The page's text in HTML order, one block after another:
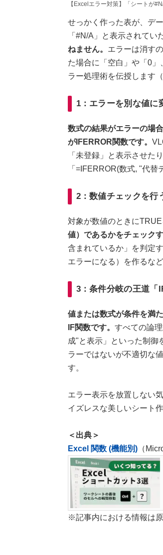
【Excelエラー対策】「シートが
せっかく作った表が、デ
「#N/A」と表示されてい
ねません。 エラーは消す
た場合に「空白」や「0
ラー処理術を伝授します
1：エラーを別な値に
数式の結果がエラーの場
がIFERROR関数です。
「未登録」と表示させた
「=IFERROR(数式, "代
2：数値チェックを行
対象が数値のときに
値）であるかをチェック
含まれているか」を判定
エラーになる）を作るな
3：条件分岐の王道「
値または数式が条件を満
IF関数です。 すべての論
成"と表示」といった制御
ラーではないが不適切な
す。
エラー表示を放置しない
イズレスな美しいシート
＜出典＞
Excel 関数 (機能別)（
※記事内における情報は